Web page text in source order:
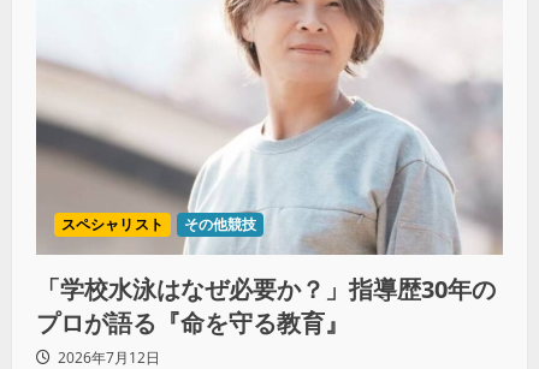
スペシャリスト その他競技
「学校水泳はなぜ必要か？」指導歴30年の
プロが語る『命を守る教育』
2026年7月12日